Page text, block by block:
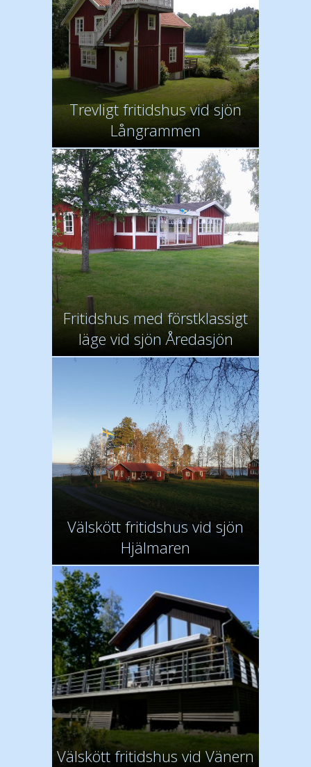
Trevligt fritidshus vid sjön
Långrammen
Fritidshus med förstklassigt
läge vid sjön Åredasjön
Välskött fritidshus vid sjön
Hjälmaren
Välskött fritidshus vid Vänern